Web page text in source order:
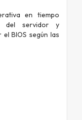
en tiempo
del servidor y
BIOS según las